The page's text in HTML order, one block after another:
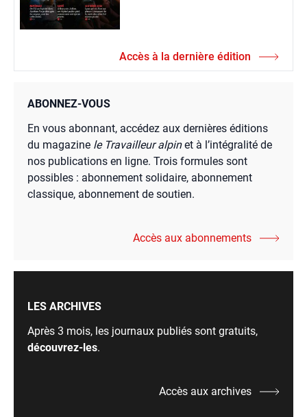
Accès à la dernière édition
ABONNEZ-VOUS
En vous abonnant, accédez aux dernières éditions
du magazine le Travailleur alpinet à l’intégralité de
nos publications en ligne. Trois formules sont
possibles : abonnement solidaire, abonnement
classique, abonnement de soutien.
Accès aux abonnements
LES ARCHIVES
Après 3 mois, les journaux publiés sont gratuits,
découvrez-les.
Accès aux archives